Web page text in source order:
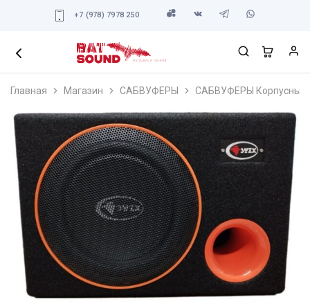
+7 (978) 7978 250
Главная Магазин САБВУФЕРЫ САБВУФЕРЫ Корпусные